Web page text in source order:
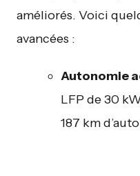
améliorés. Voici
avancées :
Autonomie
LFP de 30
187 km